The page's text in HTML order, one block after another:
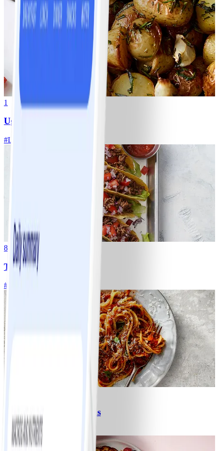
1
Ugnsrostad potatis
#Lätt
8
Tacos
#
Spagetti med köttfärssås
Lätt10 MIN